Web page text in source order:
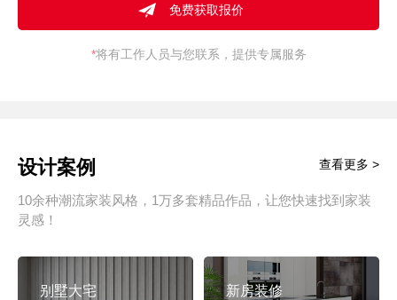
*将有工作人员与您联系，提供专属服务
设计案例
10余种潮流家装风格，1万多套精品作品，让您快速找到家装
灵感！
查看更多 >
别墅大宅 新房装修